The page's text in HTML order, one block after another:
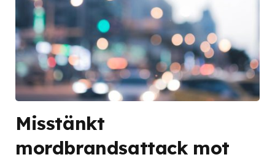
Misstänkt
mordbrandsattack mot